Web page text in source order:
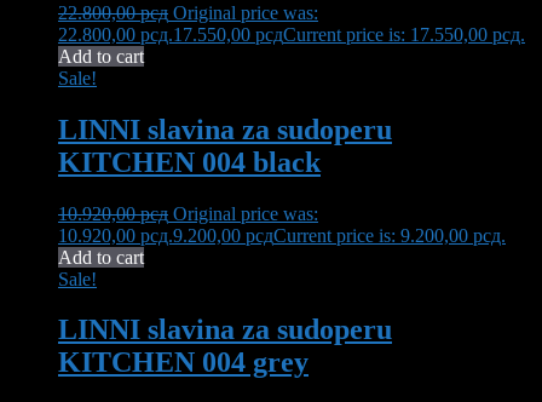
22.800,00рсд Original price was:
22.800,00 рсд.17.550,00 рсдCurrent price is: 17.550,00 рсд.
Add to cart
Sale!
LINNI slavina za sudoperu
KITCHEN 004 black
10.920,00рсд Original price was:
10.920,00 рсд.9.200,00 рсдCurrent price is: 9.200,00 рсд.
Add to cart
Sale!
LINNI slavina za sudoperu
KITCHEN 004 grey